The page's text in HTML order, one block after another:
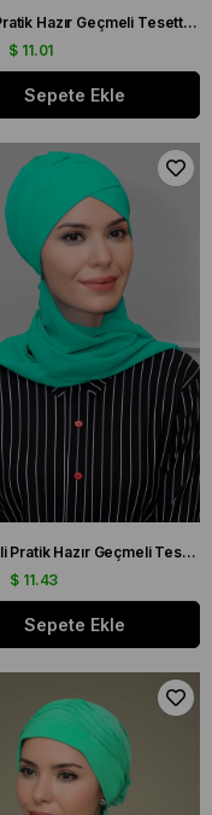
Pudra Pratik Hazır Geçmeli Tesettür Bone Sandy Kumaş Desenli Şifon Kemerli 1305D_06
$ 11.01
Sepete Ekle
Su Yeşili Pratik Hazır Geçmeli Tesettür Bone Sandy Kumaş Çapraz Büzgülü Şifon Atkılı 1801A_32
$ 11.43
Sepete Ekle